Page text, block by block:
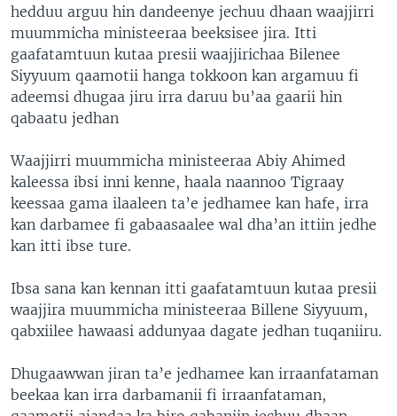
hedduu arguu hin dandeenye jechuu dhaan waajjirri
muummicha ministeeraa beeksisee jira. Itti
gaafatamtuun kutaa presii waajjirichaa Bilenee
Siyyuum qaamotii hanga tokkoon kan argamuu fi
adeemsi dhugaa jiru irra daruu bu’aa gaarii hin
qabaatu jedhan
Waajjirri muummicha ministeeraa Abiy Ahimed
kaleessa ibsi inni kenne, haala naannoo Tigraay
keessaa gama ilaaleen ta’e jedhamee kan hafe, irra
kan darbamee fi gabaasaalee wal dha’an ittiin jedhe
kan itti ibse ture.
Ibsa sana kan kennan itti gaafatamtuun kutaa presii
waajjira muummicha ministeeraa Billene Siyyuum,
qabxiilee hawaasi addunyaa dagate jedhan tuqaniiru.
Dhugaawwan jiran ta’e jedhamee kan irraanfataman
beekaa kan irra darbamanii fi irraanfataman,